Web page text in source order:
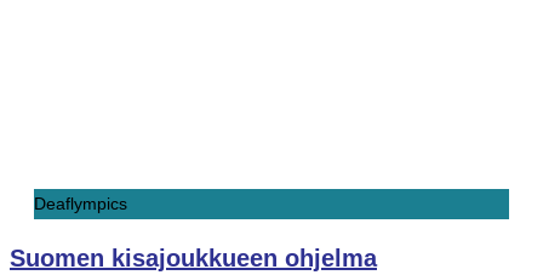
Deaflympics
Suomen kisajoukkueen ohjelma